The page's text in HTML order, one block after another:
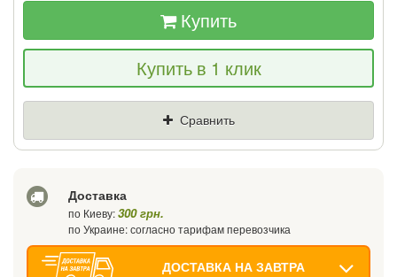
Если Вы найдете товар дешевле - мы
снизим цену и подарим % от разницы
Купить
Купить в 1 клик
Сравнить
Доставка
по Киеву:300 грн.
по Украине: согласно тарифам перевозчика
ДОСТАВКА НА ЗАВТРА